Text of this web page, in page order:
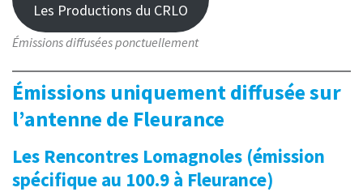
Les Productions du CRLO
Émissions diffusées ponctuellement
Émissions uniquement diffusée sur
l’antenne de Fleurance
Les Rencontres Lomagnoles (émission
spécifique au 100.9 à Fleurance)